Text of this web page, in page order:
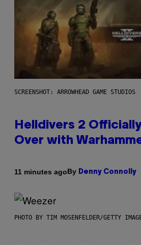
SCREENSHOT: ARROWHEAD GAME STUDIOS
Helldivers 2
Over with
11 minutes agoBy Denny Connolly
PHOTO BY TIM MOSENFELDER/GETTY